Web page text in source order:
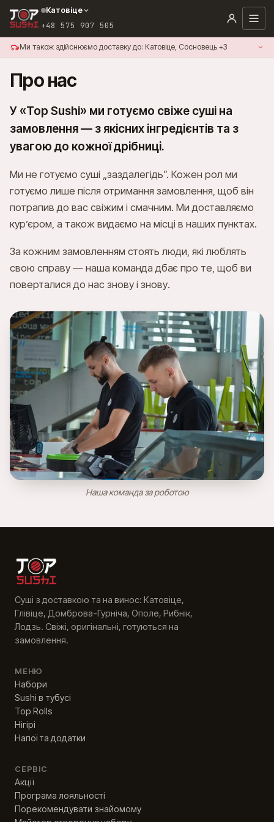
Катовіце
+48 575 907 505
Ми також здійснюємо доставку до: Катовіце, Сосновець +3
Про нас
У «Top Sushi» ми готуємо свіже суші на
замовлення — з якісних інгредієнтів та з
увагою до кожної дрібниці.
Ми не готуємо суші „заздалегідь”. Кожен рол ми
готуємо лише після отримання замовлення, щоб він
потрапив до вас свіжим і смачним. Ми доставляємо
кур’єром, а також видаємо на місці в наших пунктах.
За кожним замовленням стоять люди, які люблять
свою справу — наша команда дбає про те, щоб ви
поверталися до нас знову і знову.
Наша команда за роботою
Суші з доставкою та на винос: Катовіце,
Глівіце, Домброва-Гурніча, Ополе, Рибнік,
Лодзь. Свіжі, оригінальні, готуються на
замовлення.
МЕНЮ
Набори
Sushi в тубусі
Top Rolls
Нігірі
Напої та додатки
СЕРВІС
Акції
Програма лояльності
Порекомендувати знайомому